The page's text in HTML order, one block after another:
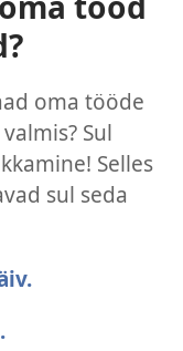
oma tööde
Sul
Selles
sul seda